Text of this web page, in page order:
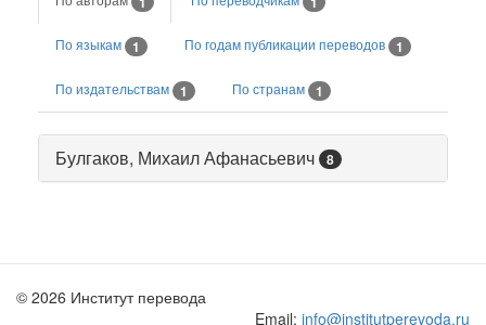
По языкам 1 По годам публикации переводов 1
По издательствам 1 По странам 1
Булгаков, Михаил Афанасьевич 8
© 2026 Институт перевода
Email: info@institutperevoda.ru